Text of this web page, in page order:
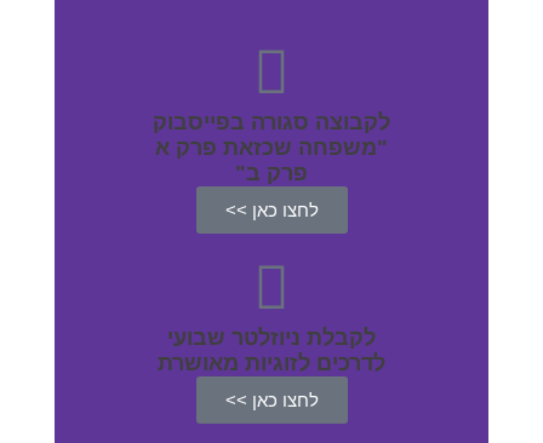
לקבוצה סגורה בפייסבוק
"משפחה שכזאת פרק א
פרק ב"
לחצו כאן >>
לקבלת ניוזלטר שבועי
לדרכים לזוגיות מאושרת
לחצו כאן >>